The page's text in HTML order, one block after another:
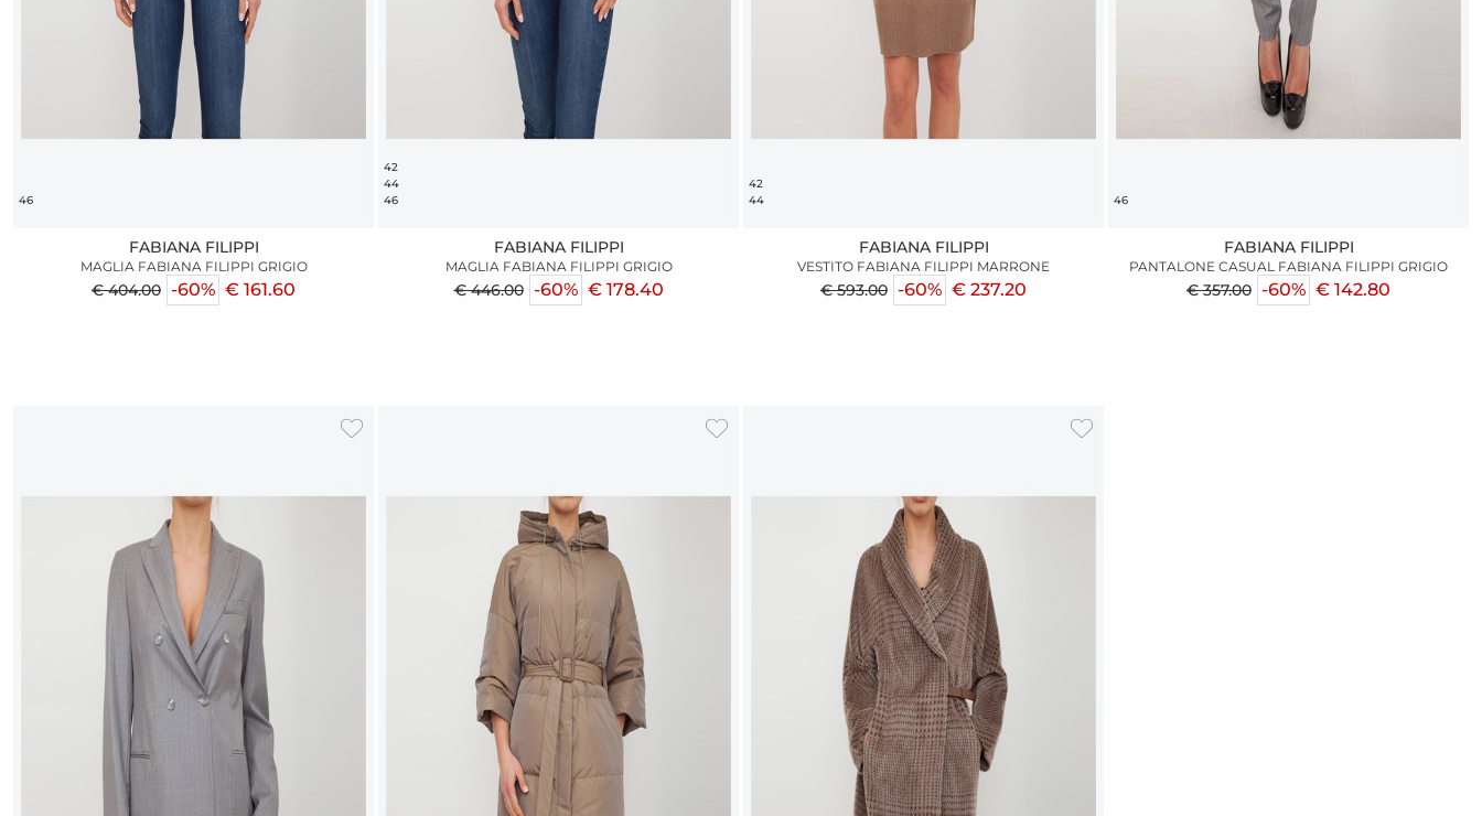
46
FABIANA FILIPPI
MAGLIA FABIANA FILIPPI GRIGIO
€ 404.00 -60% € 161.60
42
44
46
FABIANA FILIPPI
MAGLIA FABIANA FILIPPI GRIGIO
€ 446.00 -60% € 178.40
42
44
FABIANA FILIPPI
VESTITO FABIANA FILIPPI MARRONE
€ 593.00 -60% € 237.20
46
FABIANA FILIPPI
PANTALONE CASUAL FABIANA FILIPPI GRIGIO
€ 357.00 -60% € 142.80